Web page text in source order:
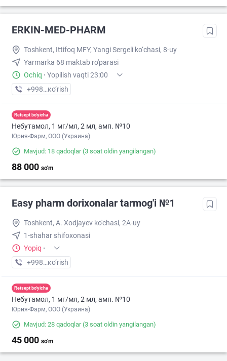
ERKIN-MED-PHARM
Toshkent, Ittifoq MFY, Yangi Sergeli ko‘chasi, 8-uy
Yarmarka 68 maktab ro'parasi
Ochiq · Yopilish vaqti 23:00
+998 (97) XXX-XX-XX
кo’rish
Retsept bo'yicha
Небутамол, 1 мг/мл, 2 мл, амп. №10
Юрия-Фарм, ООО (Украина)
Mavjud: 18 qadoqlar(3 soat oldin yangilangan)
88 000 so'm
Easy pharm dorixonalar tarmog'i №1
Toshkent, A. Xodjayev ko'chasi, 2A-uy
1-shahar shifoxonasi
Yopiq ·
+998 (94) XXX-XX-XX
кo’rish
Retsept bo'yicha
Небутамол, 1 мг/мл, 2 мл, амп. №10
Юрия-Фарм, ООО (Украина)
Mavjud: 28 qadoqlar(3 soat oldin yangilangan)
45 000 so'm